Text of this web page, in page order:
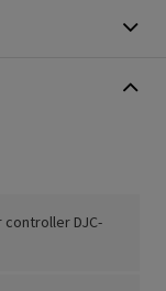
controller DJC-